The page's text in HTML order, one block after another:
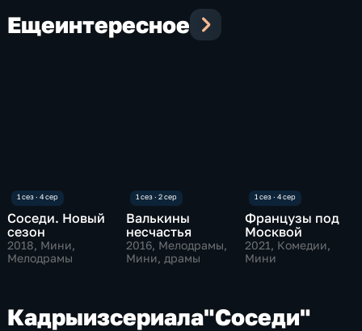
Ещеинтересное
Соседи. Новый
сезон
2018, Мини,
Мелодрамы
Валькины
несчастья
2016, Мелодрамы,
Мини, драмы
Французы под
Москвой
2021, Комедии,
Мини
Кадрыизсериала"Соседи"